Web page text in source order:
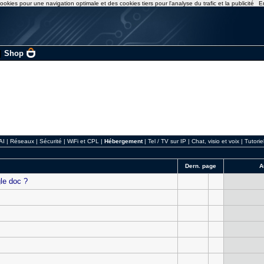
Shop
|Réseaux |Sécurité|WiFi et CPL|Hébergement|Tel / TV sur IP |Chat, visio et voix |
Dern. page
doc ?
pour une navigation optimale et des cookies tiers pour l'analyse du trafic et la publicité